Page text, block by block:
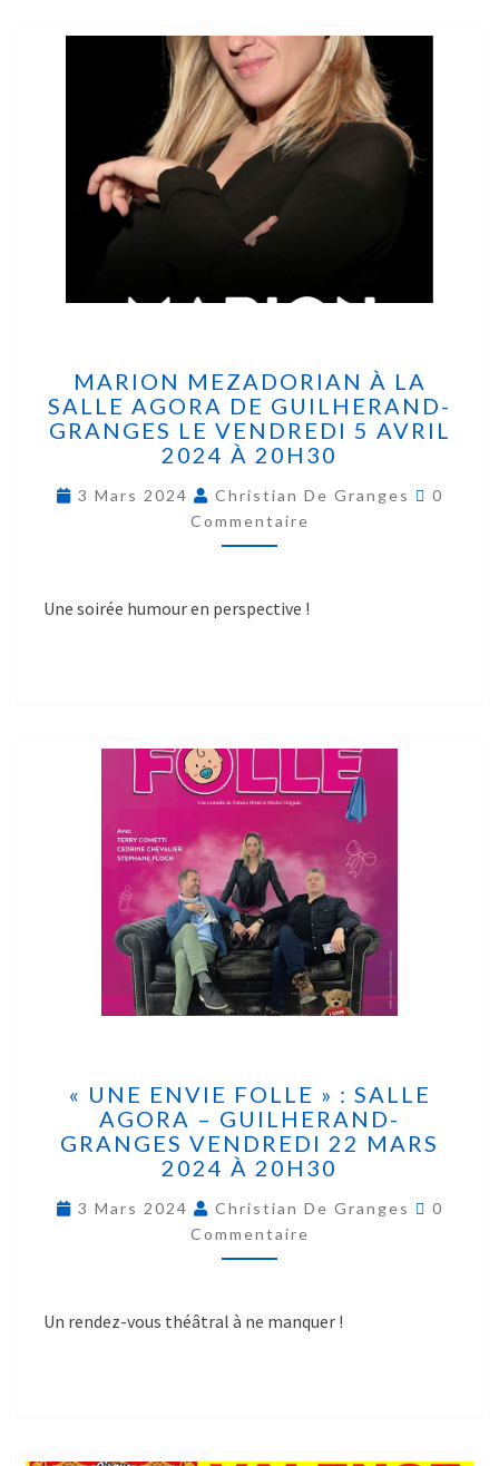
MARION MEZADORIAN À LA
SALLE AGORA DE GUILHERAND-
GRANGES LE VENDREDI 5 AVRIL
2024 À 20H30
3 Mars 2024 Christian De Granges
0
Commentaire
Une soirée humour en perspective !
« UNE ENVIE FOLLE » : SALLE
AGORA – GUILHERAND-
GRANGES VENDREDI 22 MARS
2024 À 20H30
3 Mars 2024 Christian De Granges
0
Commentaire
Un rendez-vous théâtral à ne manquer !